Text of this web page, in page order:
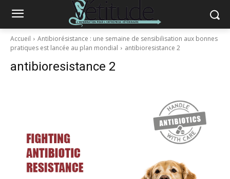
Accueil
Antibiorésistance : une semaine de sensibilisation aux bonnes
pratiques est lancée au plan mondial
antibioresistance 2
antibioresistance 2